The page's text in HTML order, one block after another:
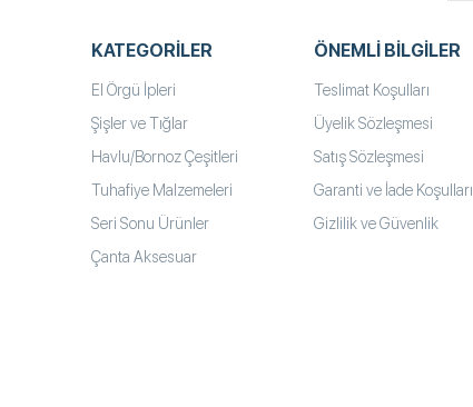
KATEGORILER
El Örgü İpleri
Şişler ve Tığlar
Havlu/Bornoz Çeşitleri
Tuhafiye Malzemeleri
Seri Sonu Ürünler
Çanta Aksesuar
ÖNEMLI BILGILER
Teslimat Koşulları
Üyelik Sözleşmesi
Satış Sözleşmesi
Garanti ve İade Koşulları
Gizlilik ve Güvenlik